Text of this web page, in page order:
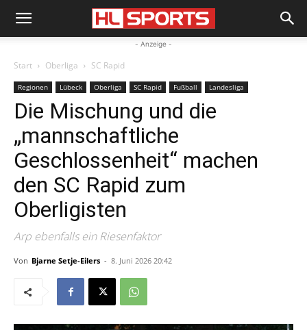
- Anzeige -
Start Oberliga SC Rapid
Regionen Lübeck Oberliga SC Rapid Fußball Landesliga
Die Mischung und die
„mannschaftliche
Geschlossenheit“ machen
den SC Rapid zum
Oberligisten
Arp ebenfalls ein Riesenfaktor
Von Bjarne Setje-Eilers - 8. Juni 2026 20:42